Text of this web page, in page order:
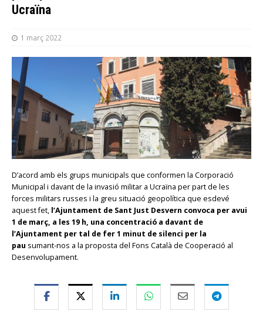
Ucraïna
1 març 2022
D’acord amb els grups municipals que conformen la Corporació
Municipal i davant de la invasió militar a Ucraïna per part de les
forces militars russes i la greu situació geopolítica que esdevé
aquest fet, l’Ajuntament de Sant Just Desvern convoca per avui
1 de març, a les 19 h, una concentració a davant de
l’Ajuntament per tal de fer 1 minut de silenci per la
pau sumant-nos a la proposta del Fons Català de Cooperació al
Desenvolupament.